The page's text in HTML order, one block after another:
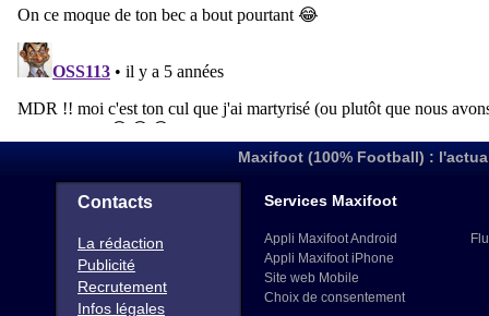
Maxifoot (100% Football) :
Contacts
La rédaction
Publicité
Recrutement
Infos légales
Services Maxifoot
Appli Maxifoot Android
Appli Maxifoot iPhone
Site web Mobile
Choix de consentement